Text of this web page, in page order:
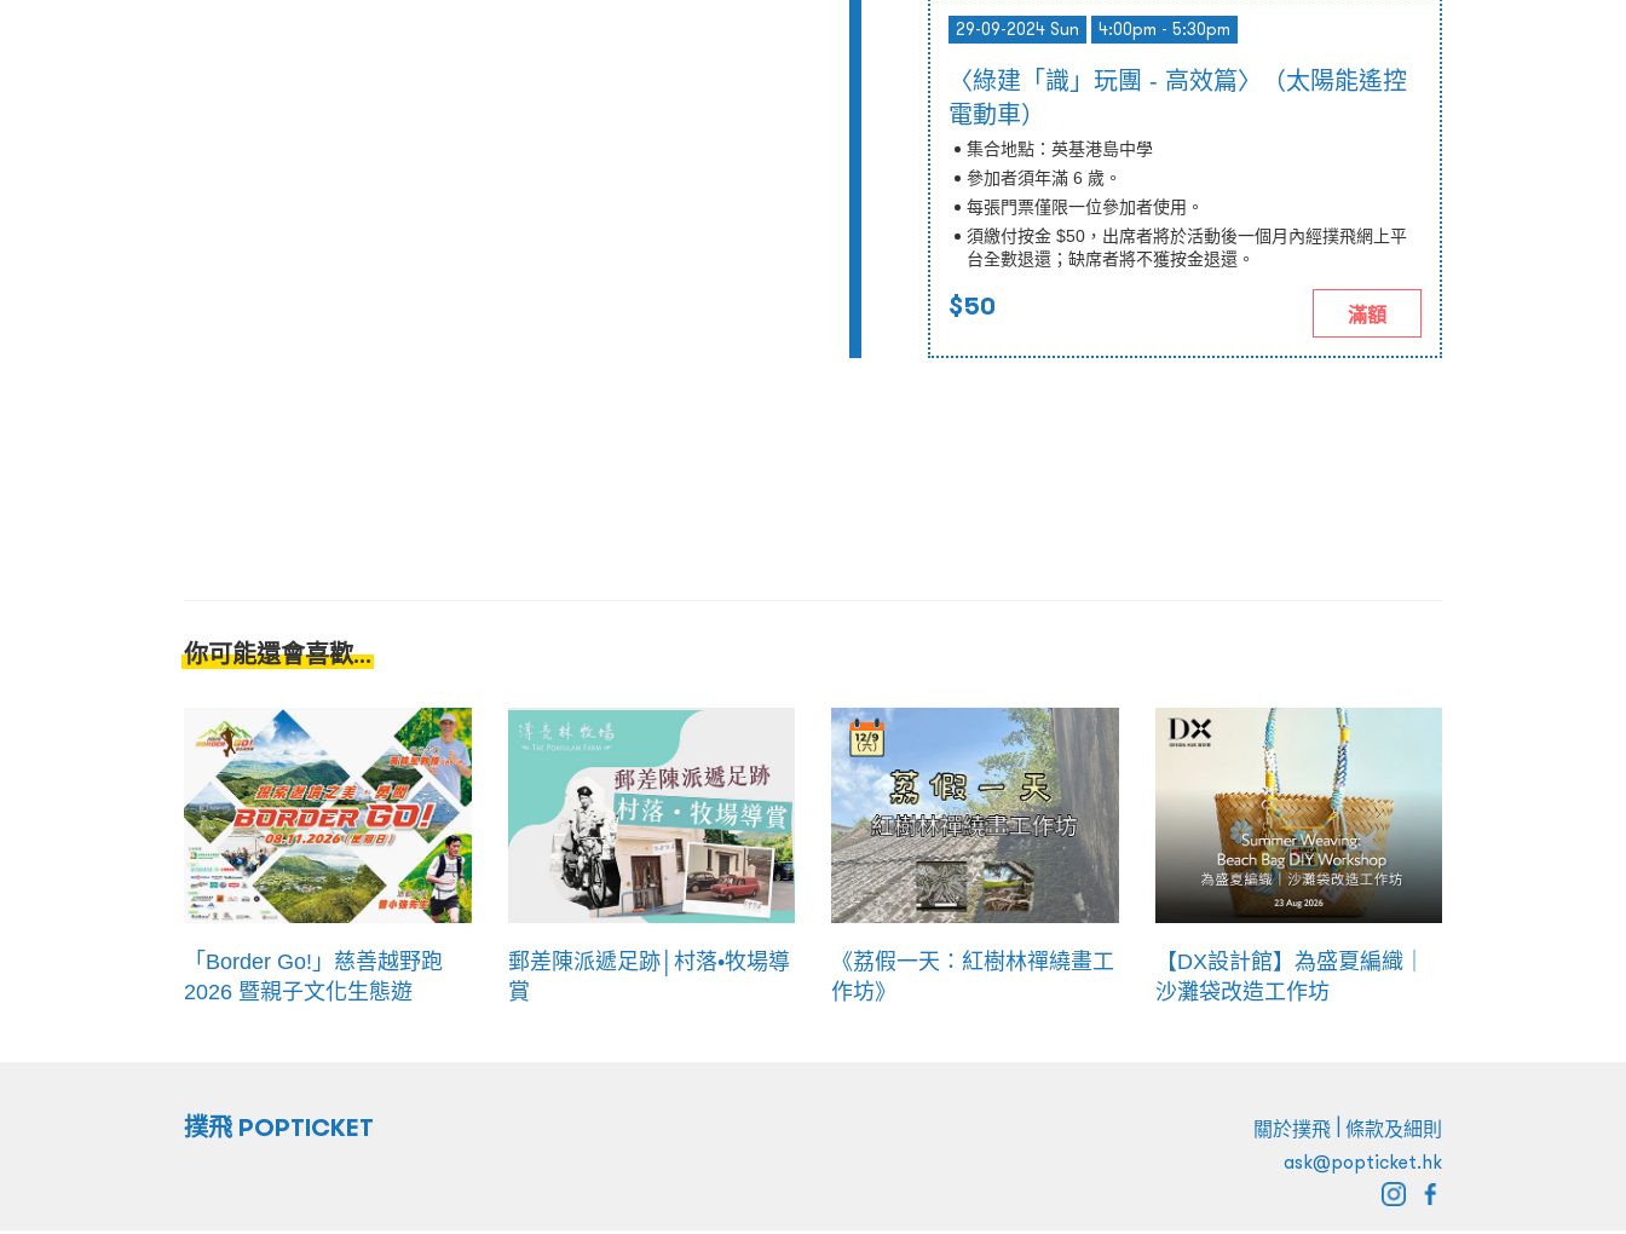
29-09-2024 Sun 4:00pm - 5:30pm
〈綠建「識」玩團 - 高效篇〉（太陽能遙控
電動車）
集合地點：英基港島中學
參加者須年滿 6 歲。
每張門票僅限一位參加者使用。
須繳付按金 $50，出席者將於活動後一個月內經撲飛網上平
台全數退還；缺席者將不獲按金退還。
$50 滿額
你可能還會喜歡...
「Border Go!」慈善越野跑
2026 暨親子文化生態遊
郵差陳派遞足跡│村落•牧場導
賞
《荔假一天：紅樹林禪繞畫工
作坊》
【DX設計館】為盛夏編織｜
沙灘袋改造工作坊
撲飛 POPTICKET 關於撲飛 條款及細則
ask@popticket.hk